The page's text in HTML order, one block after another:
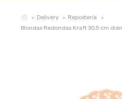
Delivery
Repostería
Blondas Redondas Kraft 30,5 cm